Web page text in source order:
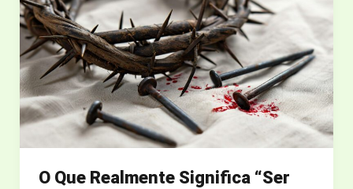
NOME
DE
JESUS?
O Que Realmente Significa “Ser